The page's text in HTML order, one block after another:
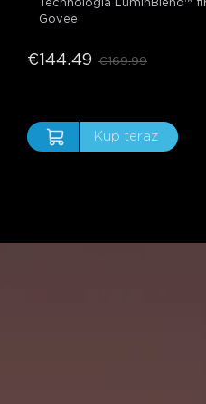
Technologia LuminBlend™
Govee
€144.49 €169.99
Kup teraz